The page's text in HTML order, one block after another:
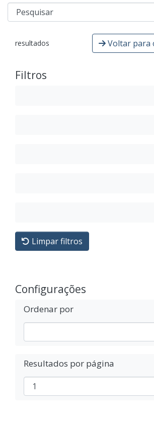
resultados Voltar para
Filtros
Limpar filtros
Configurações
Ordenar por
Resultados por página